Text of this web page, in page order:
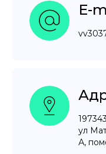
E-
ул
А,